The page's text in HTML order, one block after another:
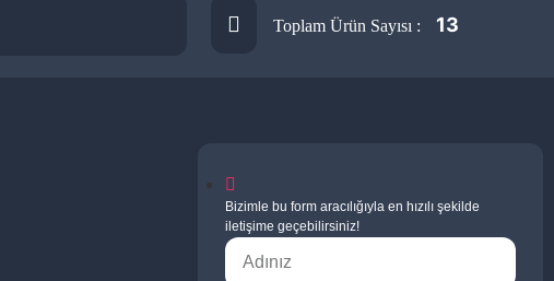
Toplam Ürün Sayısı : 13
Bizimle bu form aracılığıyla en hızılı şekilde
iletişime geçebilirsiniz!